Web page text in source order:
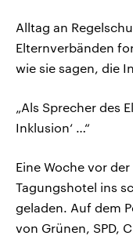
Alltag an
Elternverbänden
wie sie sagen, die
„Als Sprecher des
Inklusion‘ …“
Eine Woche vor
Tagungshotel ins
geladen. Auf dem
von Grünen, SPD,